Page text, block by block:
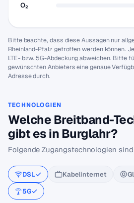
O₂
Bitte beachte, dass diese Aussagen nur
Rheinland-Pfalz getroffen werden können.
LTE- bzw. 5G-Abdeckung abweichen. Bitte
gewünschten Anbieters eine genaue
Adresse durch.
TECHNOLOGIEN
Welche Breitband-
gibt es in Burglahr?
Folgende Zugangstechnologien
DSL Kabelinternet
5G